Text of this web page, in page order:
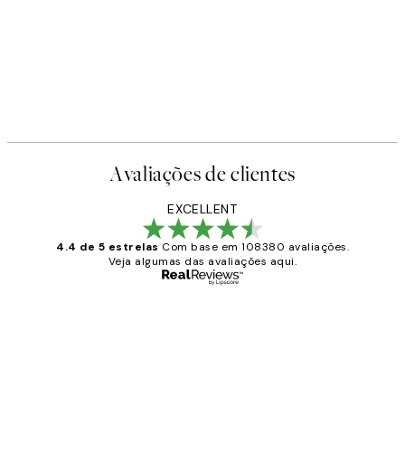
Avaliações de clientes
EXCELLENT
4.4 de 5 estrelas Com base em 108380 avaliações.
Veja algumas das avaliações aqui.